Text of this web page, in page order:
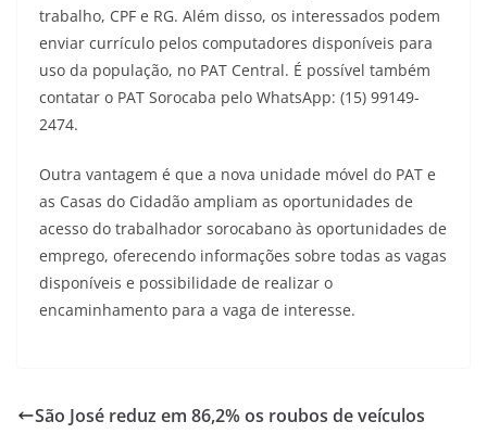
trabalho, CPF e RG. Além disso, os interessados podem
enviar currículo pelos computadores disponíveis para
uso da população, no PAT Central. É possível também
contatar o PAT Sorocaba pelo WhatsApp: (15) 99149-
2474.
Outra vantagem é que a nova unidade móvel do PAT e
as Casas do Cidadão ampliam as oportunidades de
acesso do trabalhador sorocabano às oportunidades de
emprego, oferecendo informações sobre todas as vagas
disponíveis e possibilidade de realizar o
encaminhamento para a vaga de interesse.
São José reduz em 86,2% os roubos de veículos